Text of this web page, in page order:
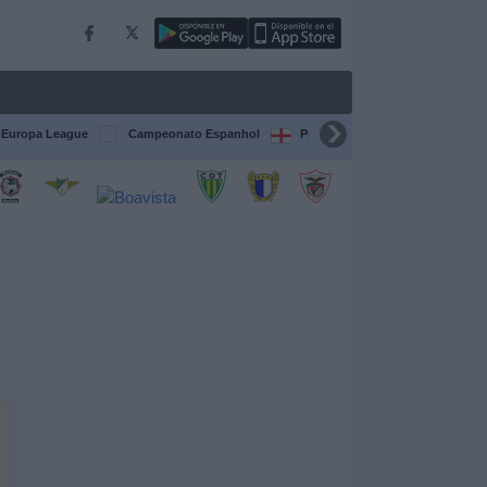
Europa League Campeonato Espanhol Premier League